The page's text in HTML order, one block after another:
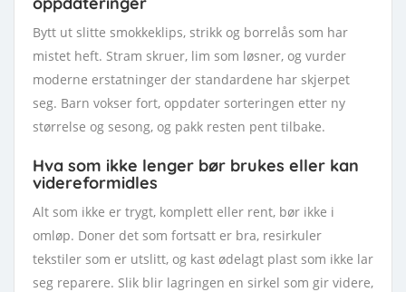
Bytt ut slitte smokkeklips, strikk og borrelås som har
mistet heft. Stram skruer, lim som løsner, og vurder
moderne erstatninger der standardene har skjerpet
seg. Barn vokser fort, oppdater sorteringen etter ny
størrelse og sesong, og pakk resten pent tilbake.
Hva som ikke lenger bør brukes eller kan
videreformidles
Alt som ikke er trygt, komplett eller rent, bør ikke i
omløp. Doner det som fortsatt er bra, resirkuler
tekstiler som er utslitt, og kast ødelagt plast som ikke lar
seg reparere. Slik blir lagringen en sirkel som gir videre,